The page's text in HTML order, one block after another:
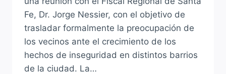
Fe, Dr. Jorge Nessier, con el objetivo de
trasladar formalmente la preocupación de
los vecinos ante el crecimiento de los
hechos de inseguridad en distintos barrios
de la ciudad. La…